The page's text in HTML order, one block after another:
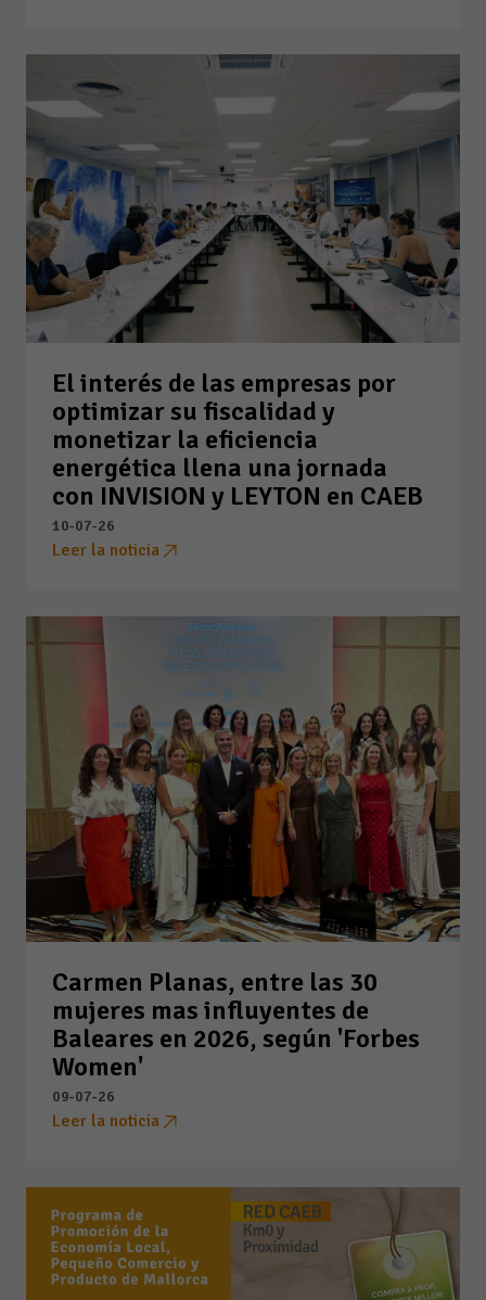
El interés de las empresas por
optimizar su fiscalidad y
monetizar la eficiencia
energética llena una jornada
con INVISION y LEYTON en CAEB
10-07-26
Leer la noticia
Carmen Planas, entre las 30
mujeres mas influyentes de
Baleares en 2026, según 'Forbes
Women'
09-07-26
Leer la noticia